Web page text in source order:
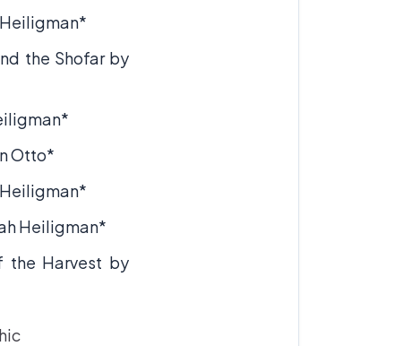
the Shofar by
Otto*
Heiligman*
the Harvest by